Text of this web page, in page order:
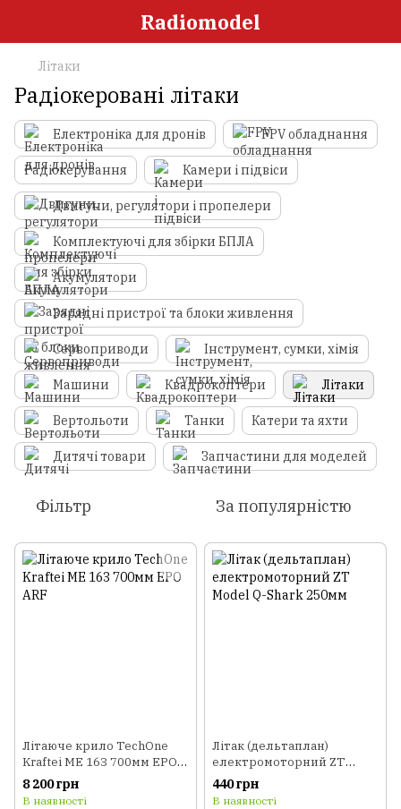
Radiomodel
Літаки
Радіокеровані літаки
Електроніка для дронів FPV обладнання
Радіокерування Камери і підвіси
Двигуни, регулятори і пропелери
Комплектуючі для збірки БПЛА
Акумулятори
Зарядні пристрої та блоки живлення
Сервоприводи Інструмент, сумки, хімія
Машини Квадрокоптери Літаки
Вертольоти Танки Катери та яхти
Дитячі товари Запчастини для моделей
Фільтр За популярністю
Літаюче крило TechOne
Kraftei ME 163 700мм EPO
ARF
8 200 грн
В наявності
Літак (дельтаплан)
електромоторний ZT
Model Q-Shark 250мм
440 грн
В наявності